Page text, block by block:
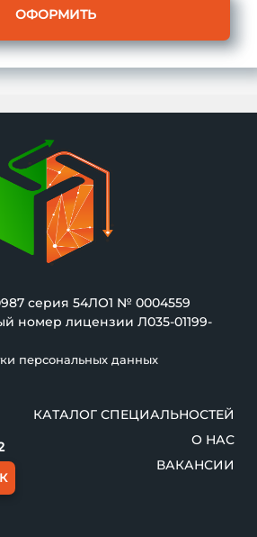
ОФОРМИТЬ
серия 54ЛО1 № 0004559
номер лицензии Л035-01199-
персональных данных
КАТАЛОГ СПЕЦИАЛЬНОСТЕЙ
О НАС
ВАКАНСИИ